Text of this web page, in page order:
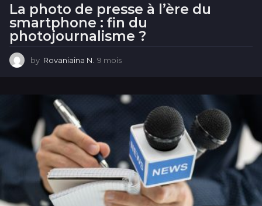
La photo de presse à l’ère du
smartphone : fin du
photojournalisme ?
by Rovaniaina N. 9 mois
i
s